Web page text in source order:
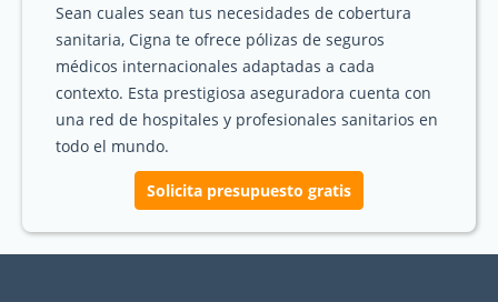
Sean cuales sean tus necesidades de cobertura
sanitaria, Cigna te ofrece pólizas de seguros
médicos internacionales adaptadas a cada
contexto. Esta prestigiosa aseguradora cuenta con
una red de hospitales y profesionales sanitarios en
todo el mundo.
Solicita presupuesto gratis